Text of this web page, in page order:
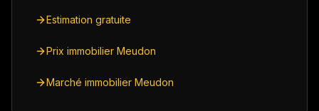
Estimation gratuite
Prix immobilier Meudon
Marché immobilier Meudon